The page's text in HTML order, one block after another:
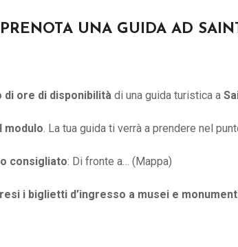
PRENOTA UNA GUIDA AD
di ore di disponibilità di una guida turistica a
modulo. La tua guida ti verrà a prendere nel
consigliato: Di fronte a… (Mappa)
i biglietti d’ingresso a musei e